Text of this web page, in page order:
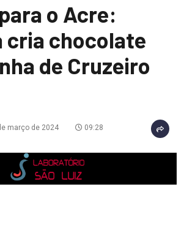
o Acre:
cria chocolate
de Cruzeiro
março de 2024 09:28